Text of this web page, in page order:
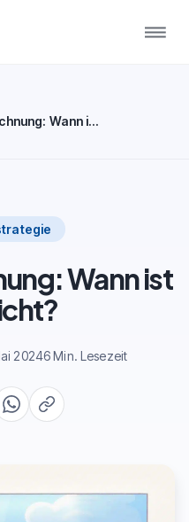
CE-Kennzeichnung: Wann ist sie Pflicht?
Wann ist
20246 Min. Lesezeit